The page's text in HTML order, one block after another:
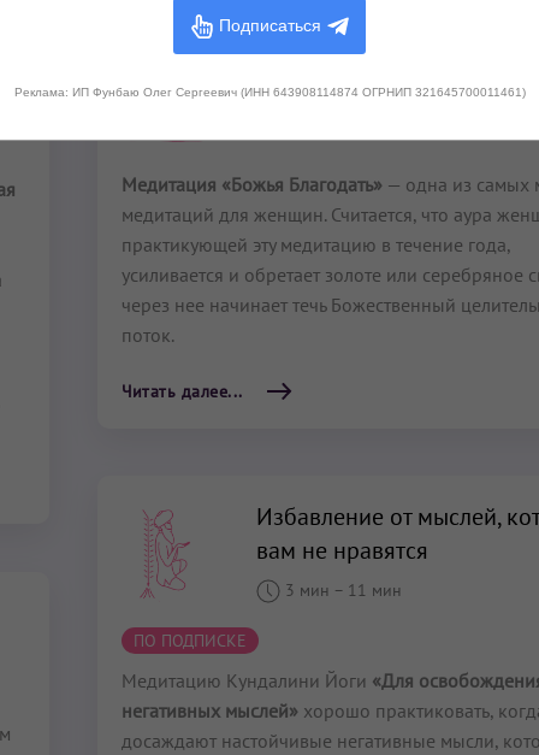
Божья Благодать
4 мин– 4 мин
Медитация «Божья Благодать» — одна из
медитаций для женщин. Считается, что аура
практикующей эту медитацию в течение года,
усиливается и обретает золоте или серебряное
через нее начинает течь Божественный
поток.
Читать далее...
Избавление от мыслей,
вам не нравятся
3 мин – 11 мин
ПО ПОДПИСКЕ
Медитацию Кундалини Йоги «Для
негативных мыслей» хорошо практиковать,
досаждают настойчивые негативные мысли,
Подписаться
Реклама: ИП Фунбаю Олег Сергеевич (ИНН 643908114874 ОГРНИП 321645700011461)